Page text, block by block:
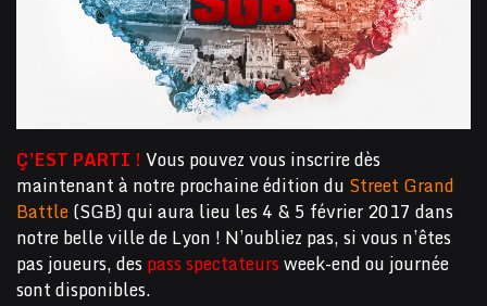
Ç’EST PARTI !Vous pouvez vous inscrire dès
maintenant à notre prochaine édition du Street Grand
Battle(SGB) qui aura lieu les 4 & 5 février 2017 dans
notre belle ville de Lyon ! N’oubliez pas, si vous n’êtes
pas joueurs, despass spectateursweek-end ou journée
sont disponibles.